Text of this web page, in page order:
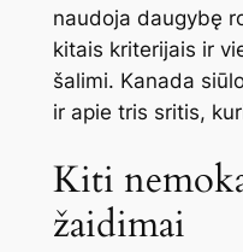
naudoja daugybę
kitais kriterijais ir
šalimi. Kanada
ir apie tris sritis,
Kiti
žaidimai